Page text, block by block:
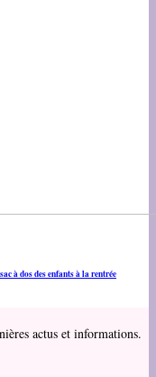
à dos des enfants à la rentrée
actus et informations.